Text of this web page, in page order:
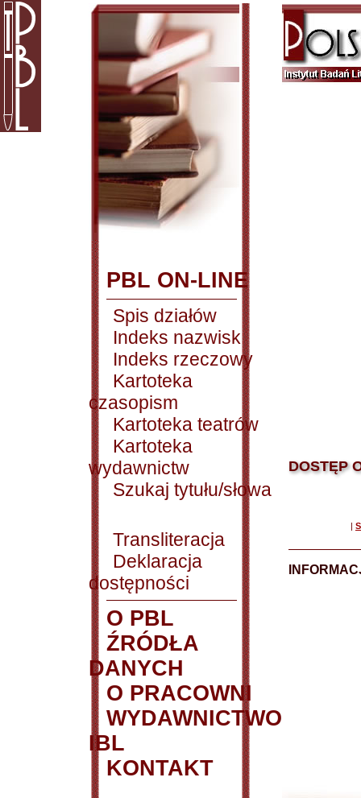
PBL ON-LINE
Spis działów
Indeks nazwisk
Indeks rzeczowy
Kartoteka
czasopism
Kartoteka teatrów
Kartoteka
wydawnictw
Szukaj tytułu/słowa
Transliteracja
Deklaracja
dostępności
O PBL
ŹRÓDŁA
DANYCH
O PRACOWNI
WYDAWNICTWO
IBL
KONTAKT
DOSTĘP
|